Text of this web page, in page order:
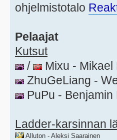
ohjelmistotalo
Pelaajat
Kutsut
/
Mixu -
ZhuGeLiang -
PuPu -
Ladder-karsinnan
Alluton - Aleksi Saarainen